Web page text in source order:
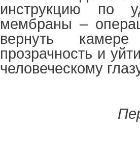
инструкцию по
мембраны –
вернуть
прозрачность и
человеческому